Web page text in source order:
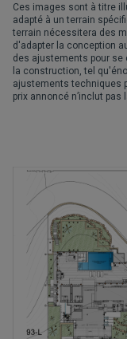
Ces images sont à titre
adapté à un terrain
terrain nécessitera des
d'adapter la conception
des ajustements pour se
la construction, tel
ajustements techniques
prix annoncé n’inclut pas